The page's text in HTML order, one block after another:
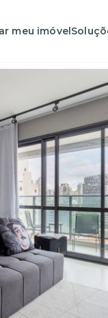
meu imóvel